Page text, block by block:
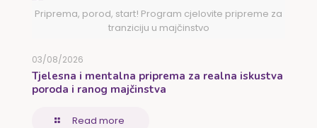
Priprema, porod, start! Program cjelovite pripreme za
tranziciju u majčinstvo
03/08/2026
Tjelesna i mentalna priprema za realna iskustva
poroda i ranog majčinstva
Read more